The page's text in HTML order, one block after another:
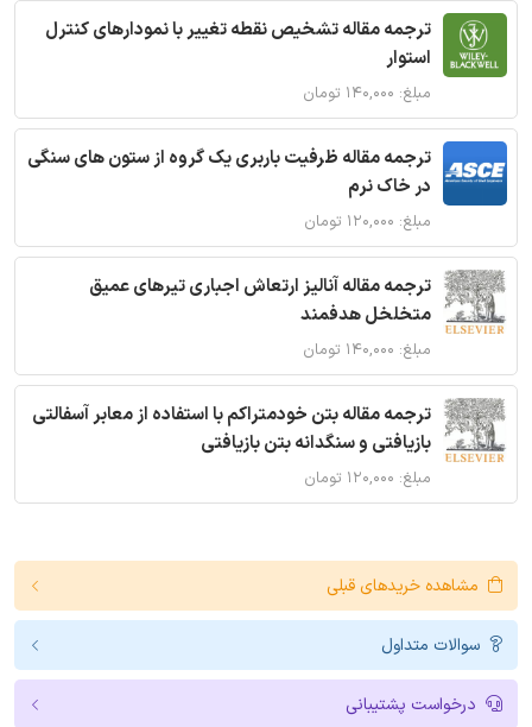
ترجمه مقاله تشخیص نقطه تغییر با نمودارهای کنترل
استوار
مبلغ: ۱۴۰,۰۰۰ تومان
ترجمه مقاله ظرفیت باربری یک گروه از ستون های سنگی
در خاک نرم
مبلغ: ۱۲۰,۰۰۰ تومان
ترجمه مقاله آنالیز ارتعاش اجباری تیرهای عمیق
متخلخل هدفمند
مبلغ: ۱۴۰,۰۰۰ تومان
ترجمه مقاله بتن خودمتراکم با استفاده از معابر آسفالتی
بازیافتی و سنگدانه بتن بازیافتی
مبلغ: ۱۲۰,۰۰۰ تومان
مشاهده خریدهای قبلی
سوالات متداول
درخواست پشتیبانی